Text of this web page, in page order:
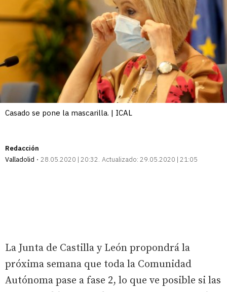
Casado se pone la mascarilla. | ICAL
Redacción
Valladolid
28.05.2020 | 20:32 Actualizado: 29.05.2020 | 21:05
La Junta de Castilla y León propondrá la
próxima semana que toda la Comunidad
Autónoma pase a fase 2, lo que ve posible si las